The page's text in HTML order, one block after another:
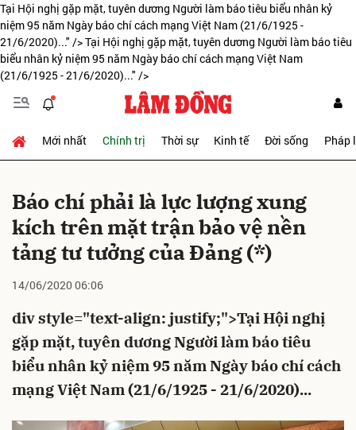
Tại Hội nghị gặp mặt, tuyên dương Người làm báo tiêu biểu nhân kỷ
niệm 95 năm Ngày báo chí cách mạng Việt Nam (21/6/1925 -
21/6/2020)..." />Tại Hội nghị gặp mặt, tuyên dương Người làm báo tiêu
biểu nhân kỷ niệm 95 năm Ngày báo chí cách mạng Việt Nam
(21/6/1925 - 21/6/2020)..." />
Mới nhất Chính trị Thời sự Kinh tế Đời sống Pháp
Báo chí phải là lực lượng xung
kích trên mặt trận bảo vệ nền
tảng tư tưởng của Đảng (*)
14/06/2020 06:06
div style="text-align: justify;">Tại Hội nghị
gặp mặt, tuyên dương Người làm báo tiêu
biểu nhân kỷ niệm 95 năm Ngày báo chí cách
mạng Việt Nam (21/6/1925 - 21/6/2020)...
Gửi bình luận
Hủy